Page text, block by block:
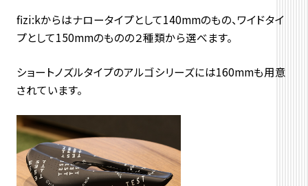
fizi:kからはナロータイプとして140mmのもの、ワイドタイ
プとして150mmのものの２種類から選べます。
ショートノズルタイプのアルゴシリーズには160mmも用意
されています。